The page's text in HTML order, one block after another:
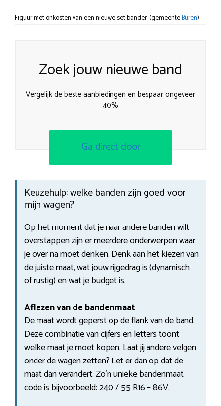
Figuur met onkosten van een nieuwe set banden (gemeenteBuren).
Zoek jouw nieuwe band
Vergelijk de beste aanbiedingen en bespaar ongeveer
40%
Ga direct door
Keuzehulp: welke banden zijn goed voor
mijn wagen?
Op het moment dat je naar andere banden wilt
overstappen zijn er meerdere onderwerpen waar
je over na moet denken. Denk aan het kiezen van
de juiste maat, wat jouw rijgedrag is (dynamisch
of rustig) en wat je budget is.
Aflezen van de bandenmaat
De maat wordt geperst op de flank van de band.
Deze combinatie van cijfers en letters toont
welke maat je moet kopen. Laat jij andere velgen
onder de wagen zetten? Let er dan op dat de
maat dan verandert. Zo’n unieke bandenmaat
code is bijvoorbeeld: 240 / 55 R16 – 86V.